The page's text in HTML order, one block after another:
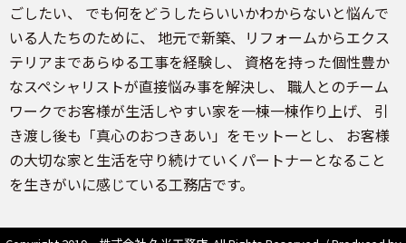
ごしたい、 でも何をどうしたらいいかわからないと悩んで
いる人たちのために、 地元で新築、リフォームからエクス
テリアまであらゆる工事を経験し、 資格を持った個性豊か
なスペシャリストが直接悩み事を解決し、 職人とのチーム
ワークでお客様が生活しやすい家を一棟一棟作り上げ、 引
き渡し後も「真心のおつきあい」をモットーとし、 お客様
の大切な家と生活を守り続けていくパートナーとなること
を生きがいに感じている工務店です。